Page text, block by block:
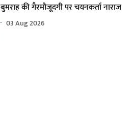
बुमराह की गैरमौजूदगी पर चयनकर्ता नाराज
03 Aug 2026